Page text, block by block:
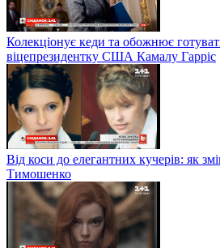
Колекціонує кеди та обожнює
віцепрезидентку США Камалу Гарріс
Від коси до елегантних кучерів: як
Тимошенко